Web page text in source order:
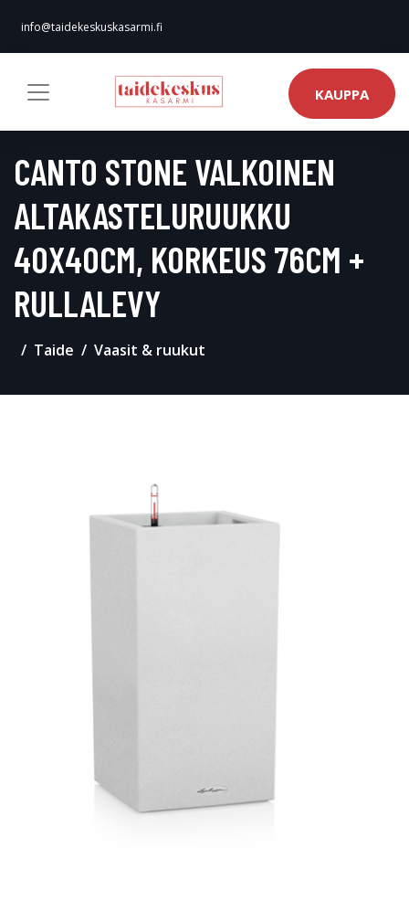
info@taidekeskuskasarmi.fi
KAUPPA
CANTO STONE VALKOINEN
ALTAKASTELURUUKKU
40X40CM, KORKEUS 76CM +
RULLALEVY
Taide Vaasit & ruukut